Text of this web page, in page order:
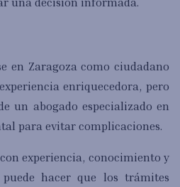
en Zaragoza como ciudadano
enriquecedora, pero
un abogado especializado en
para evitar complicaciones.
experiencia, conocimiento y
hacer que los trámites